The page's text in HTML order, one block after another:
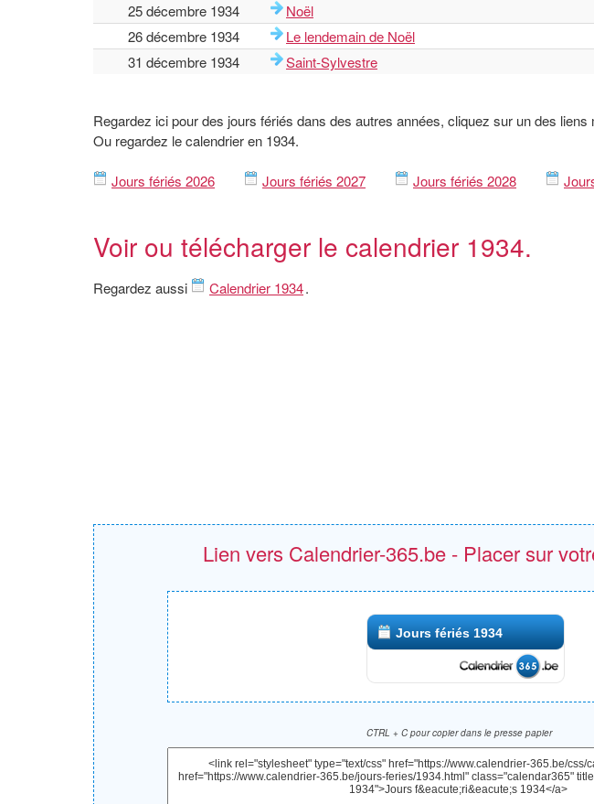
25 décembre 1934
Noël
26 décembre 1934
Le lendemain de Noël
31 décembre 1934
Saint-Sylvestre
Regardez ici pour des jours fériés dans des autres années, cliquez sur un des
Ou regardez le calendrier en 1934.
Jours fériés 2026 Jours fériés 2027 Jours fériés 2028
Voir ou télécharger le calendrier 1934.
Regardez aussi Calendrier 1934.
Lien vers Calendrier-365.be - Placer sur
Jours fériés 1934
CTRL + C pour copier dans le presse papier